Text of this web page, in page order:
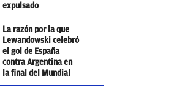
expulsado
La razón por la que
Lewandowski celebró
el gol de España
contra Argentina en
la final del Mundial